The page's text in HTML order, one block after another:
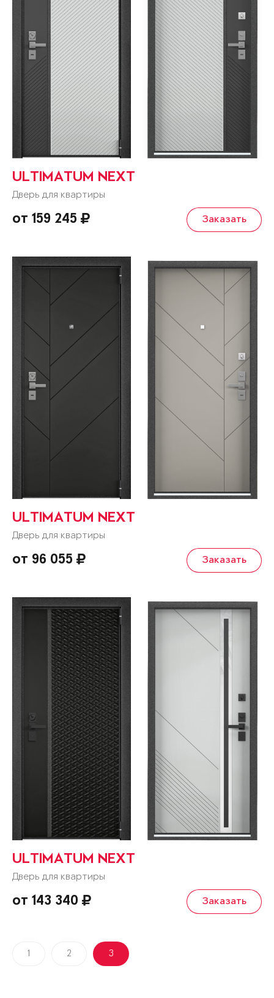
ULTIMATUM NEXT
Дверь для квартиры
от 159 245 Заказать
ULTIMATUM NEXT
Дверь для квартиры
от 96 055 Заказать
ULTIMATUM NEXT
Дверь для квартиры
от 143 340 Заказать
1 2 3